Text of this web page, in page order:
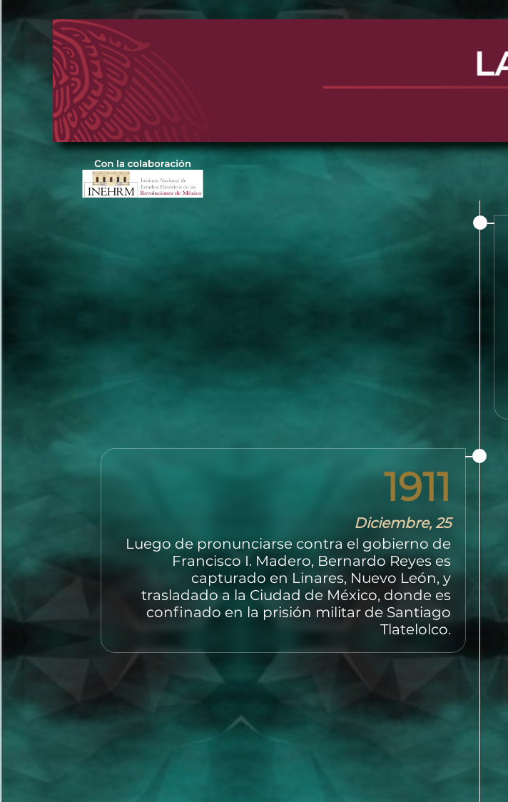
1911
Diciembre, 25
Luego de pronunciarse contra el gobierno de
Francisco I. Madero, Bernardo Reyes es
capturado en Linares, Nuevo León, y
trasladado a la Ciudad de México, donde es
confinado en la prisión militar de Santiago
Tlatelolco.